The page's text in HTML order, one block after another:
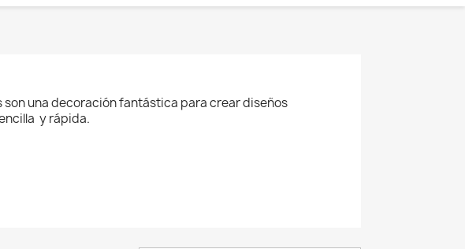
una decoración fantástica para crear diseños
y rápida.